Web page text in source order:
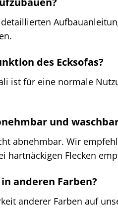
des Ecksofas?
ist für eine normale
und
abnehmbar. Wir
hartnäckigen Flecken
anderen Farben?
anderer Farben auf